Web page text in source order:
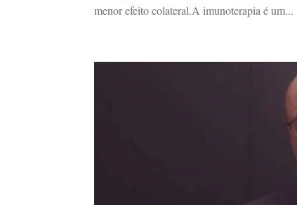
menor efeito colateral.A imunoterapia é um...